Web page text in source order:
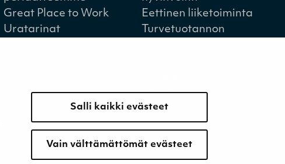
Salli kaikki evästeet
Vain välttämättömät evästeet
Great Place to Work
Uratarinat
Eettinen liiketoiminta
Turvetuotannon
Retkeilykohteet